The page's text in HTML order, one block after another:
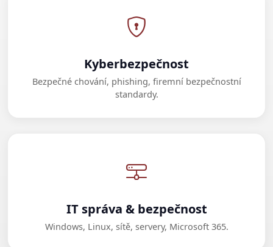
Kyberbezpečnost
Bezpečné chování, phishing, firemní bezpečnostní
standardy.
IT správa & bezpečnost
Windows, Linux, sítě, servery, Microsoft 365.